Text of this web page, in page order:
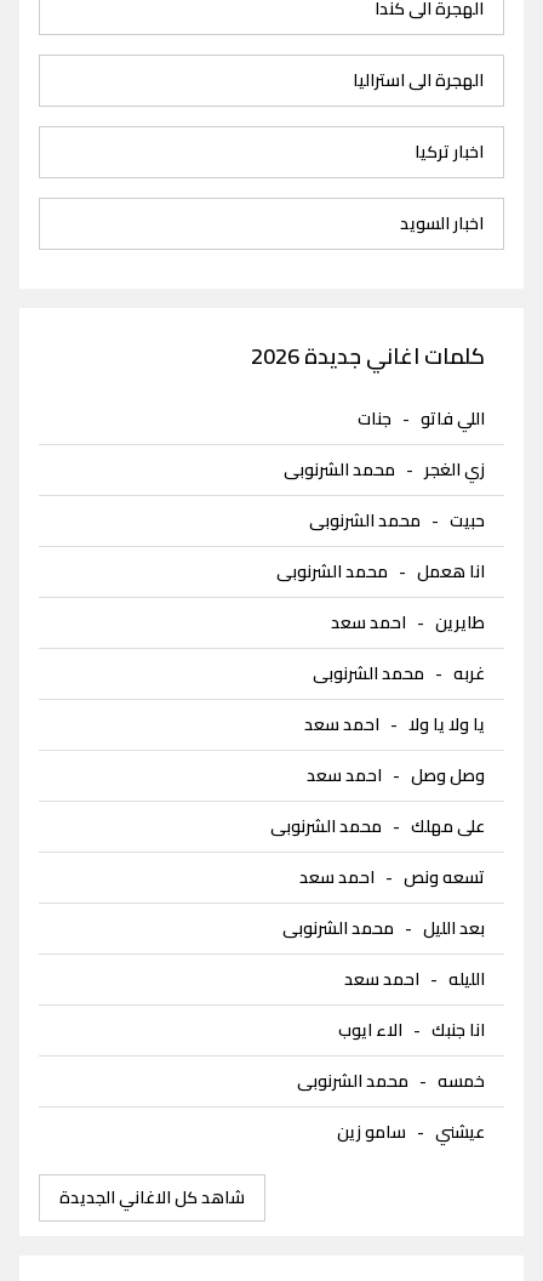
الهجرة الى كندا
الهجرة الى استراليا
اخبار تركيا
اخبار السويد
كلمات اغاني جديدة 2026
اللي فاتو - جنات
زي الغجر - محمد الشرنوبى
حبيت - محمد الشرنوبى
انا هعمل - محمد الشرنوبى
طايرين - احمد سعد
غربه - محمد الشرنوبى
يا ولا يا ولا - احمد سعد
وصل وصل - احمد سعد
على مهلك - محمد الشرنوبى
تسعه ونص - احمد سعد
بعد الليل - محمد الشرنوبى
الليله - احمد سعد
انا جنبك - الاء ايوب
خمسه - محمد الشرنوبى
عيشني - سامو زين
شاهد كل الاغاني الجديدة